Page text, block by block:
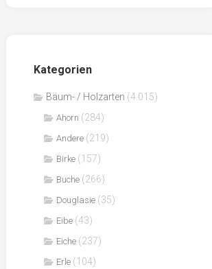
Kategorien
Bäum- / Holzarten (4.015)
Ahorn (284)
Andere (219)
Birke (157)
Buche (266)
Douglasie (35)
Eibe (43)
Eiche (237)
Erle (104)